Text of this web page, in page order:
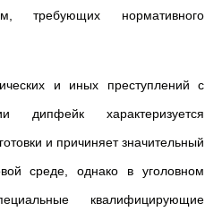
требующих нормативного
и иных преступлений с
дипфейк характеризуется
и причиняет значительный
среде, однако в уголовном
квалифицирующие